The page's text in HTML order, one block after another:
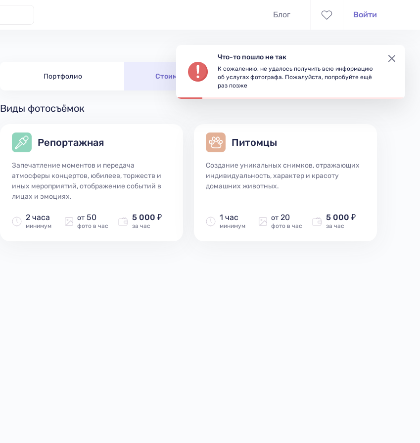
Блог Войти
Портфолио Стоимость съёмки Доступность
Виды фотосъёмок
Репортажная
Запечатление моментов и передача
атмосферы концертов, юбилеев, торжеств и
иных мероприятий, отображение событий в
лицах и эмоциях.
2 часа
минимум
от 50
фото в час
5 000 ₽
за час
Питомцы
Создание уникальных снимков, отражающих
индивидуальность, характер и красоту
домашних животных.
1 час
минимум
от 20
фото в час
5 000 ₽
за час
Что-то пошло не так
К сожалению, не удалось получить всю информацию
об услугах фотографа. Пожалуйста, попробуйте ещё
раз позже